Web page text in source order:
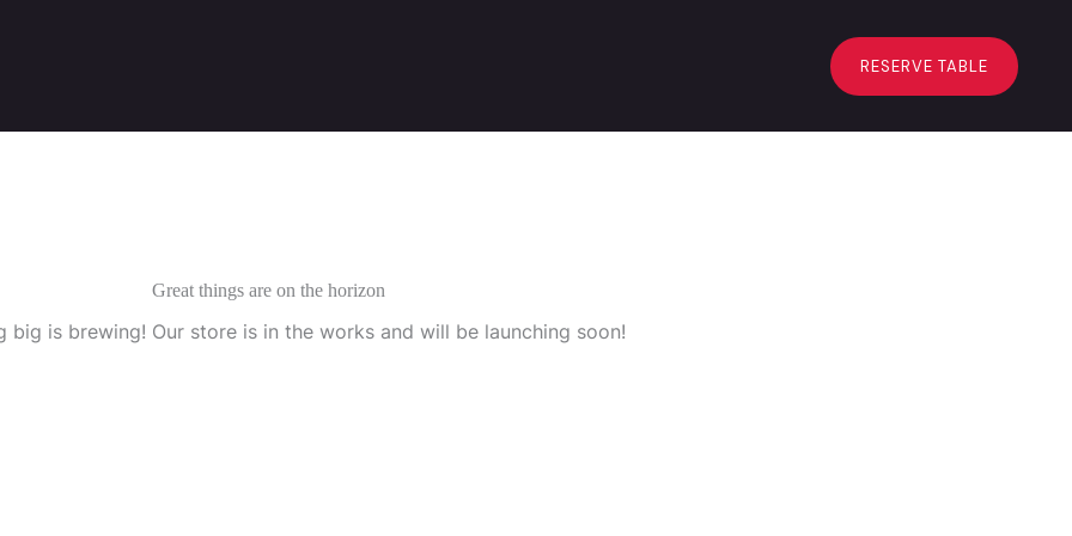
RESERVE TABLE
Great things are on the horizon
big is brewing! Our store is in the works and will be launching soon!